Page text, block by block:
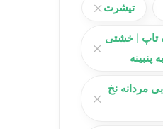
تیشرت
تاپ | خشتی
پنبینه
مردانه نخ